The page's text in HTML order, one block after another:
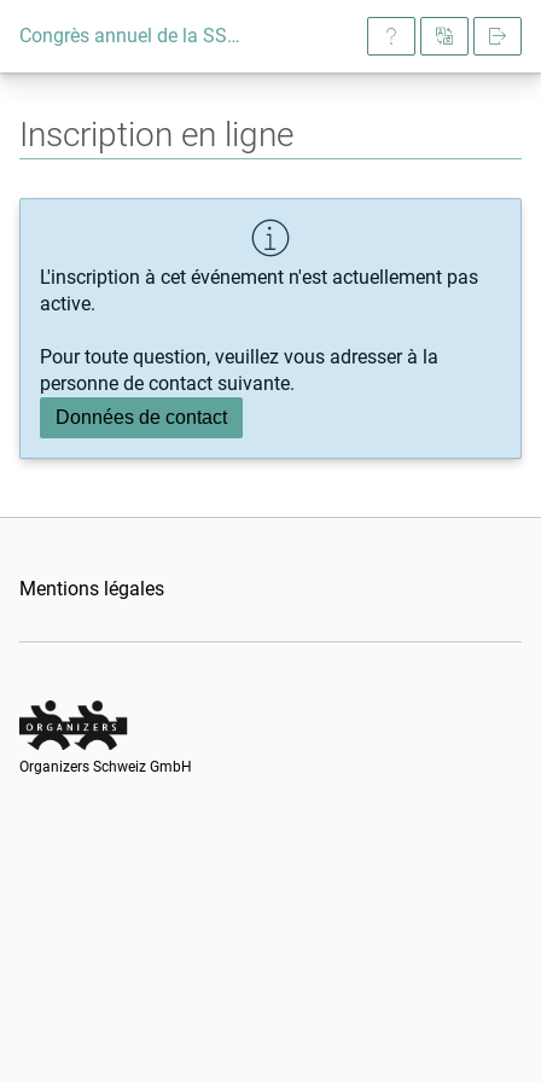
Congrès annuel de la SSDV 2025
Inscription en ligne
L'inscription à cet événement n'est actuellement pas
active.
Pour toute question, veuillez vous adresser à la
personne de contact suivante.
Données de contact
Mentions légales
Organizers Schweiz GmbH
Organizers Schweiz GmbH